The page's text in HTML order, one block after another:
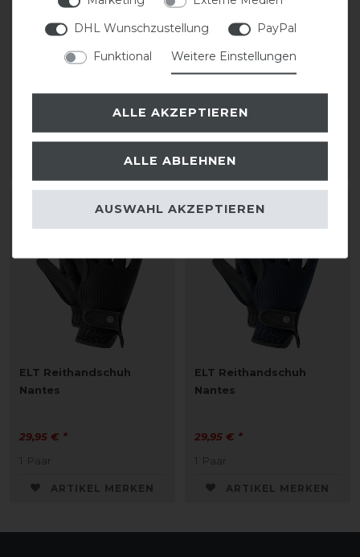
ELT Reithandschuh
ARTIKEL MERKEN
Reithandschuh
39,95 € *
ARTIKEL MERKEN
ELT Reithandschuh
Nantes
29,95 € *
1 Paar
ARTIKEL MERKEN
ELT Reithandschuh
Nantes
29,95 € *
1 Paar
ARTIKEL MERKEN
DHL Wunschzustellung
PayPal
Funktional
Weitere Einstellungen
ALLE AKZEPTIEREN
ALLE ABLEHNEN
AUSWAHL AKZEPTIEREN